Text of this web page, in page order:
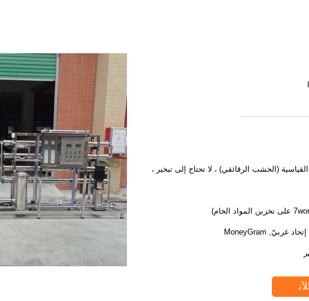
(الخشب الرقائقي) ، لا تحتاج إلى تبخير ،